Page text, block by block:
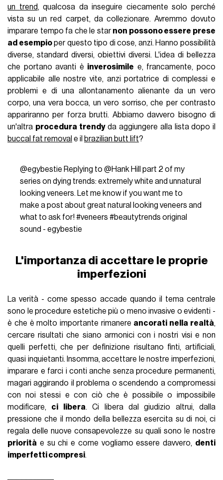
un trend, qualcosa da inseguire ciecamente solo perché
vista su un red carpet, da collezionare. Avremmo dovuto
imparare tempo fa che le starnon possono essere prese
ad esempioper questo tipo di cose, anzi. Hanno possibilità
diverse, standard diversi, obiettivi diversi. L'idea di bellezza
che portano avanti è inverosimile e, francamente, poco
applicabile alle nostre vite, anzi portatrice di complessi e
problemi e di una allontanamento alienante da un vero
corpo, una vera bocca, un vero sorriso, che per contrasto
appariranno per forza brutti. Abbiamo davvero bisogno di
un'altra procedura trendyda aggiungere alla lista dopo il
buccal fat removal e il brazilian butt lift?
@egybestie Replying to @Hank Hill part 2 of my
series on dying trends: extremely white and unnatural
looking veneers. Let me know if you want me to
make a post about great natural looking veneers and
what to ask for! #veneers #beautytrends original
sound - egybestie
L'importanza di accettare le proprie
imperfezioni
La verità - come spesso accade quando il tema centrale
sono le procedure estetiche più o meno invasive o evidenti -
è che è molto importante rimanere ancorati nella realtà,
cercare risultati che siano armonici con i nostri visi e non
quelli perfetti, che per definizione risultano finti, artificiali,
quasi inquietanti. Insomma, accettare le nostre imperfezioni,
imparare e farci i conti anche senza procedure permanenti,
magari aggirando il problema o scendendo a compromessi
con noi stessi e con ciò che è possibile o impossibile
modificare, ci libera. Ci libera dal giudizio altrui, dalla
pressione che il mondo della bellezza esercita su di noi, ci
regala delle nuove consapevolezze su quali sono le nostre
priorità e su chi e come vogliamo essere davvero, denti
imperfetti compresi.